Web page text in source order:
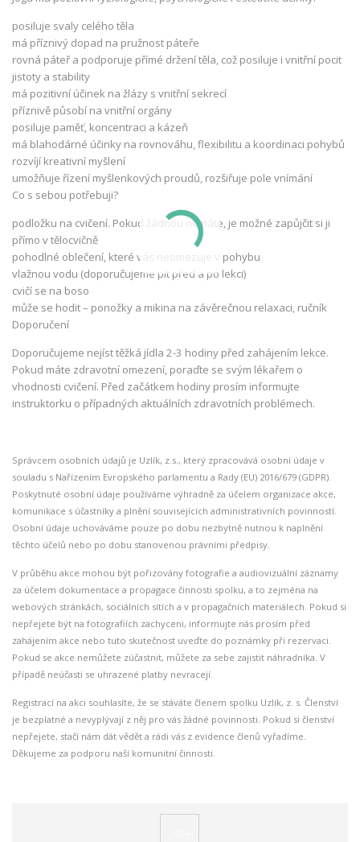
posiluje svaly celého těla
má příznivý dopad na pružnost páteře
rovná páteř a podporuje přímé držení těla, což posiluje i vnitřní pocit
jistoty a stability
má pozitivní účinek na žlázy s vnitřní sekrecí
příznivě působí na vnitřní orgány
posiluje paměť, koncentraci a kázeň
má blahodárné účinky na rovnováhu, flexibilitu a koordinaci pohybů
rozvíjí kreativní myšlení
umožňuje řízení myšlenkových proudů, rozšiřuje pole vnímání
Co s sebou potřebuji?
podložku na cvičení. Pokud žádnou nemáte, je možné zapůjčit si ji
přímo v tělocvičně
pohodlné oblečení, které vás neomezuje v pohybu
vlažnou vodu (doporučujeme pít před a po lekci)
cvičí se na boso
může se hodit – ponožky a mikina na závěrečnou relaxaci, ručník
Doporučení
Doporučujeme nejíst těžká jídla 2-3 hodiny před zahájením lekce.
Pokud máte zdravotní omezení, poraďte se svým lékařem o
vhodnosti cvičení. Před začátkem hodiny prosím informujte
instruktorku o případných aktuálních zdravotních problémech.
Správcem osobních údajů je Uzlík, z.s., který zpracovává osobní údaje v
souladu s Nařízením Evropského parlamentu a Rady (EU) 2016/679 (GDPR).
Poskytnuté osobní údaje používáme výhradně za účelem organizace akce,
komunikace s účastníky a plnění souvisejících administrativních povinností.
Osobní údaje uchováváme pouze po dobu nezbytně nutnou k naplnění
těchto účelů nebo po dobu stanovenou právními předpisy.
V průběhu akce mohou být pořizovány fotografie a audiovizuální záznamy
za účelem dokumentace a propagace činnosti spolku, a to zejména na
webových stránkách, sociálních sítích a v propagačních materiálech. Pokud si
nepřejete být na fotografiích zachyceni, informujte nás prosím před
zahájením akce nebo tuto skutečnost uveďte do poznámky při rezervaci.
Pokud se akce nemůžete zúčastnit, můžete za sebe zajistit náhradníka. V
případě neúčasti se uhrazené platby nevracejí.
Registrací na akci souhlasíte, že se stáváte členem spolku Uzlík, z. s. Členství
je bezplatné a nevyplývají z něj pro vás žádné povinnosti. Pokud si členství
nepřejete, stačí nám dát vědět a rádi vás z evidence členů vyřadíme.
Děkujeme za podporu naší komunitní činnosti.